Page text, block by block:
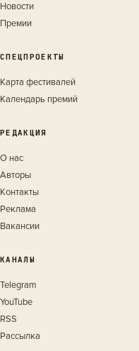
Новости
Премии
СПЕЦПРОЕКТЫ
Карта фестивалей
Календарь премий
РЕДАКЦИЯ
О нас
Авторы
Контакты
Реклама
Вакансии
КАНАЛЫ
Telegram
YouTube
RSS
Рассылка